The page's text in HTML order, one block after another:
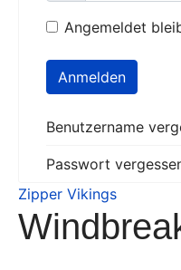
Angemeldet
Anmelden
Benutzername
Passwort
Zipper Vikings